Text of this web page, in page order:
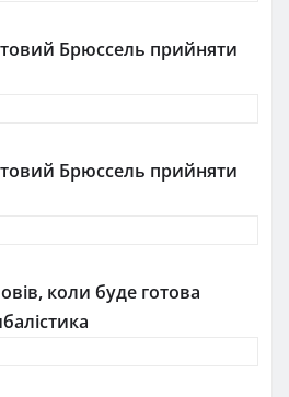
Брюссель прийняти
Брюссель прийняти
коли буде готова